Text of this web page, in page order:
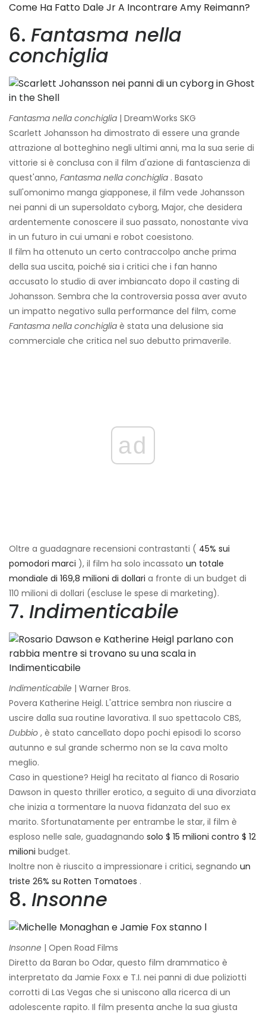
Come Ha Fatto Dale Jr A Incontrare Amy Reimann?
6. Fantasma nella
conchiglia
Fantasma nella conchiglia | DreamWorks SKG
Scarlett Johansson ha dimostrato di essere una grande
attrazione al botteghino negli ultimi anni, ma la sua serie di
vittorie si è conclusa con il film d'azione di fantascienza di
quest'anno, Fantasma nella conchiglia . Basato
sull'omonimo manga giapponese, il film vede Johansson
nei panni di un supersoldato cyborg, Major, che desidera
ardentemente conoscere il suo passato, nonostante viva
in un futuro in cui umani e robot coesistono.
Il film ha ottenuto un certo contraccolpo anche prima
della sua uscita, poiché sia ​​i critici che i fan hanno
accusato lo studio di aver imbiancato dopo il casting di
Johansson. Sembra che la controversia possa aver avuto
un impatto negativo sulla performance del film, come
Fantasma nella conchiglia è stata una delusione sia
commerciale che critica nel suo debutto primaverile.
ad
Oltre a guadagnare recensioni contrastanti ( 45% sui
pomodori marci ), il film ha solo incassato un totale
mondiale di 169,8 milioni di dollari a fronte di un budget di
110 milioni di dollari (escluse le spese di marketing).
7. Indimenticabile
Indimenticabile | Warner Bros.
Povera Katherine Heigl. L'attrice sembra non riuscire a
uscire dalla sua routine lavorativa. Il suo spettacolo CBS,
Dubbio , è stato cancellato dopo pochi episodi lo scorso
autunno e sul grande schermo non se la cava molto
meglio.
Caso in questione? Heigl ha recitato al fianco di Rosario
Dawson in questo thriller erotico, a seguito di una divorziata
che inizia a tormentare la nuova fidanzata del suo ex
marito. Sfortunatamente per entrambe le star, il film è
esploso nelle sale, guadagnando solo $ 15 milioni contro $ 12
milioni budget.
Inoltre non è riuscito a impressionare i critici, segnando un
triste 26% su Rotten Tomatoes .
8. Insonne
Insonne | Open Road Films
Diretto da Baran bo Odar, questo film drammatico è
interpretato da Jamie Foxx e T.I. nei panni di due poliziotti
corrotti di Las Vegas che si uniscono alla ricerca di un
adolescente rapito. Il film presenta anche la sua giusta